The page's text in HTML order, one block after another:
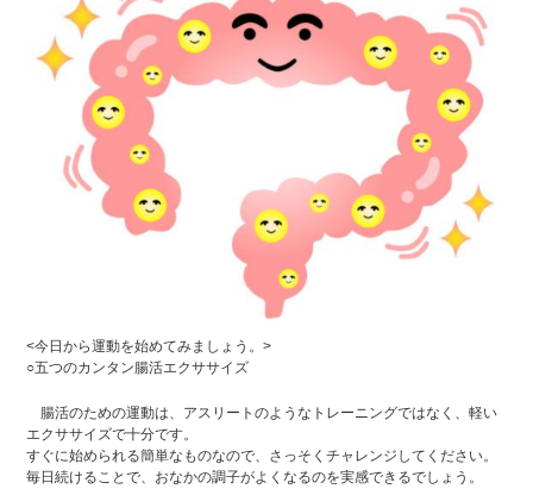
<今日から運動を始めてみましょう。>
○五つのカンタン腸活エクササイズ
腸活のための運動は、アスリートのようなトレーニングではなく、軽い
エクササイズで十分です。
すぐに始められる簡単なものなので、さっそくチャレンジしてください。
毎日続けることで、おなかの調子がよくなるのを実感できるでしょう。